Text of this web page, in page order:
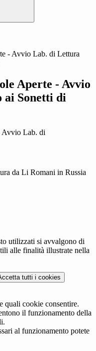
- Avvio Lab. di Lettura
Aperte - Avvio
ai Sonetti di
da Li Romani in Russia
utilizzati si avvalgono di
alle finalità illustrate nella
tutti i cookies
quali cookie consentire.
il funzionamento della
al funzionamento potete